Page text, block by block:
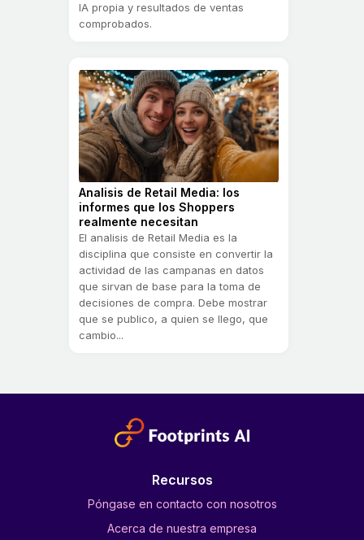
IA propia y resultados de ventas
comprobados.
Analisis de Retail Media: los
informes que los Shoppers
realmente necesitan
El analisis de Retail Media es la
disciplina que consiste en convertir la
actividad de las campanas en datos
que sirvan de base para la toma de
decisiones de compra. Debe mostrar
que se publico, a quien se llego, que
cambio...
Recursos
Póngase en contacto con nosotros
Acerca de nuestra empresa